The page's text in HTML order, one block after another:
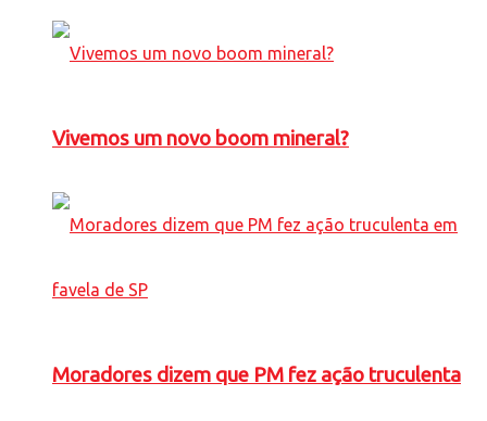
Vivemos um novo boom mineral?
Moradores dizem que PM fez ação truculenta